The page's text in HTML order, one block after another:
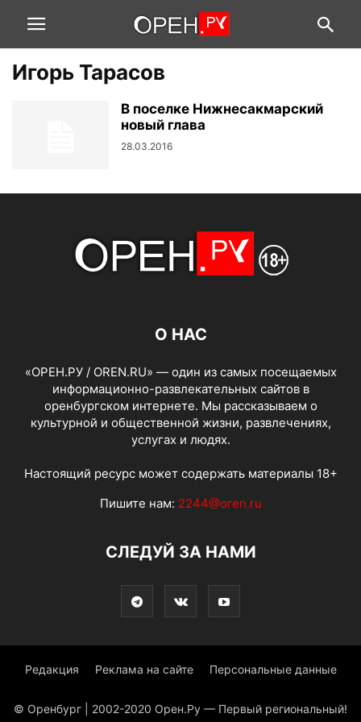
Игорь Тарасов
В поселке Нижнесакмарский
новый глава
28.03.2016
О НАС
«ОРЕН.РУ / OREN.RU» — один из самых посещаемых
информационно-развлекательных сайтов в
оренбургском интернете. Мы рассказываем о
культурной и общественной жизни, развлечениях,
услугах и людях.
Настоящий ресурс может содержать материалы 18+
Пишите нам: 2244@oren.ru
СЛЕДУЙ ЗА НАМИ
Редакция Реклама на сайте Персональные данные
© Оренбург | 2002-2020 Орен.Ру — Первый региональный!